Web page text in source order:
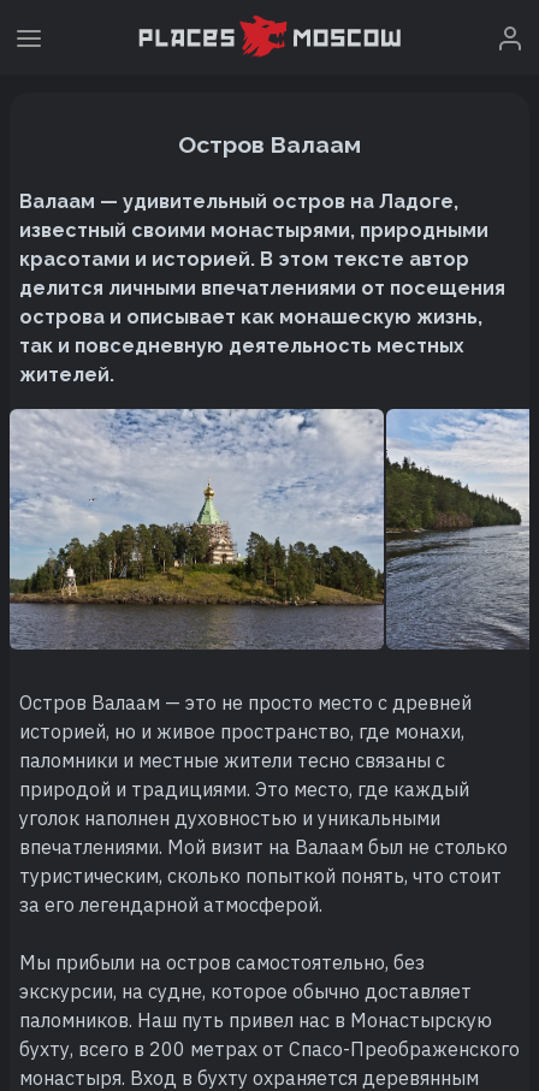
Остров Валаам
Валаам — удивительный остров на Ладоге,
известный своими монастырями, природными
красотами и историей. В этом тексте автор
делится личными впечатлениями от посещения
острова и описывает как монашескую жизнь,
так и повседневную деятельность местных
жителей.
Остров Валаам — это не просто место с древней
историей, но и живое пространство, где монахи,
паломники и местные жители тесно связаны с
природой и традициями. Это место, где каждый
уголок наполнен духовностью и уникальными
впечатлениями. Мой визит на Валаам был не столько
туристическим, сколько попыткой понять, что стоит
за его легендарной атмосферой.
Мы прибыли на остров самостоятельно, без
экскурсии, на судне, которое обычно доставляет
паломников. Наш путь привел нас в Монастырскую
бухту, всего в 200 метрах от Спасо-Преображенского
монастыря. Вход в бухту охраняется деревянным